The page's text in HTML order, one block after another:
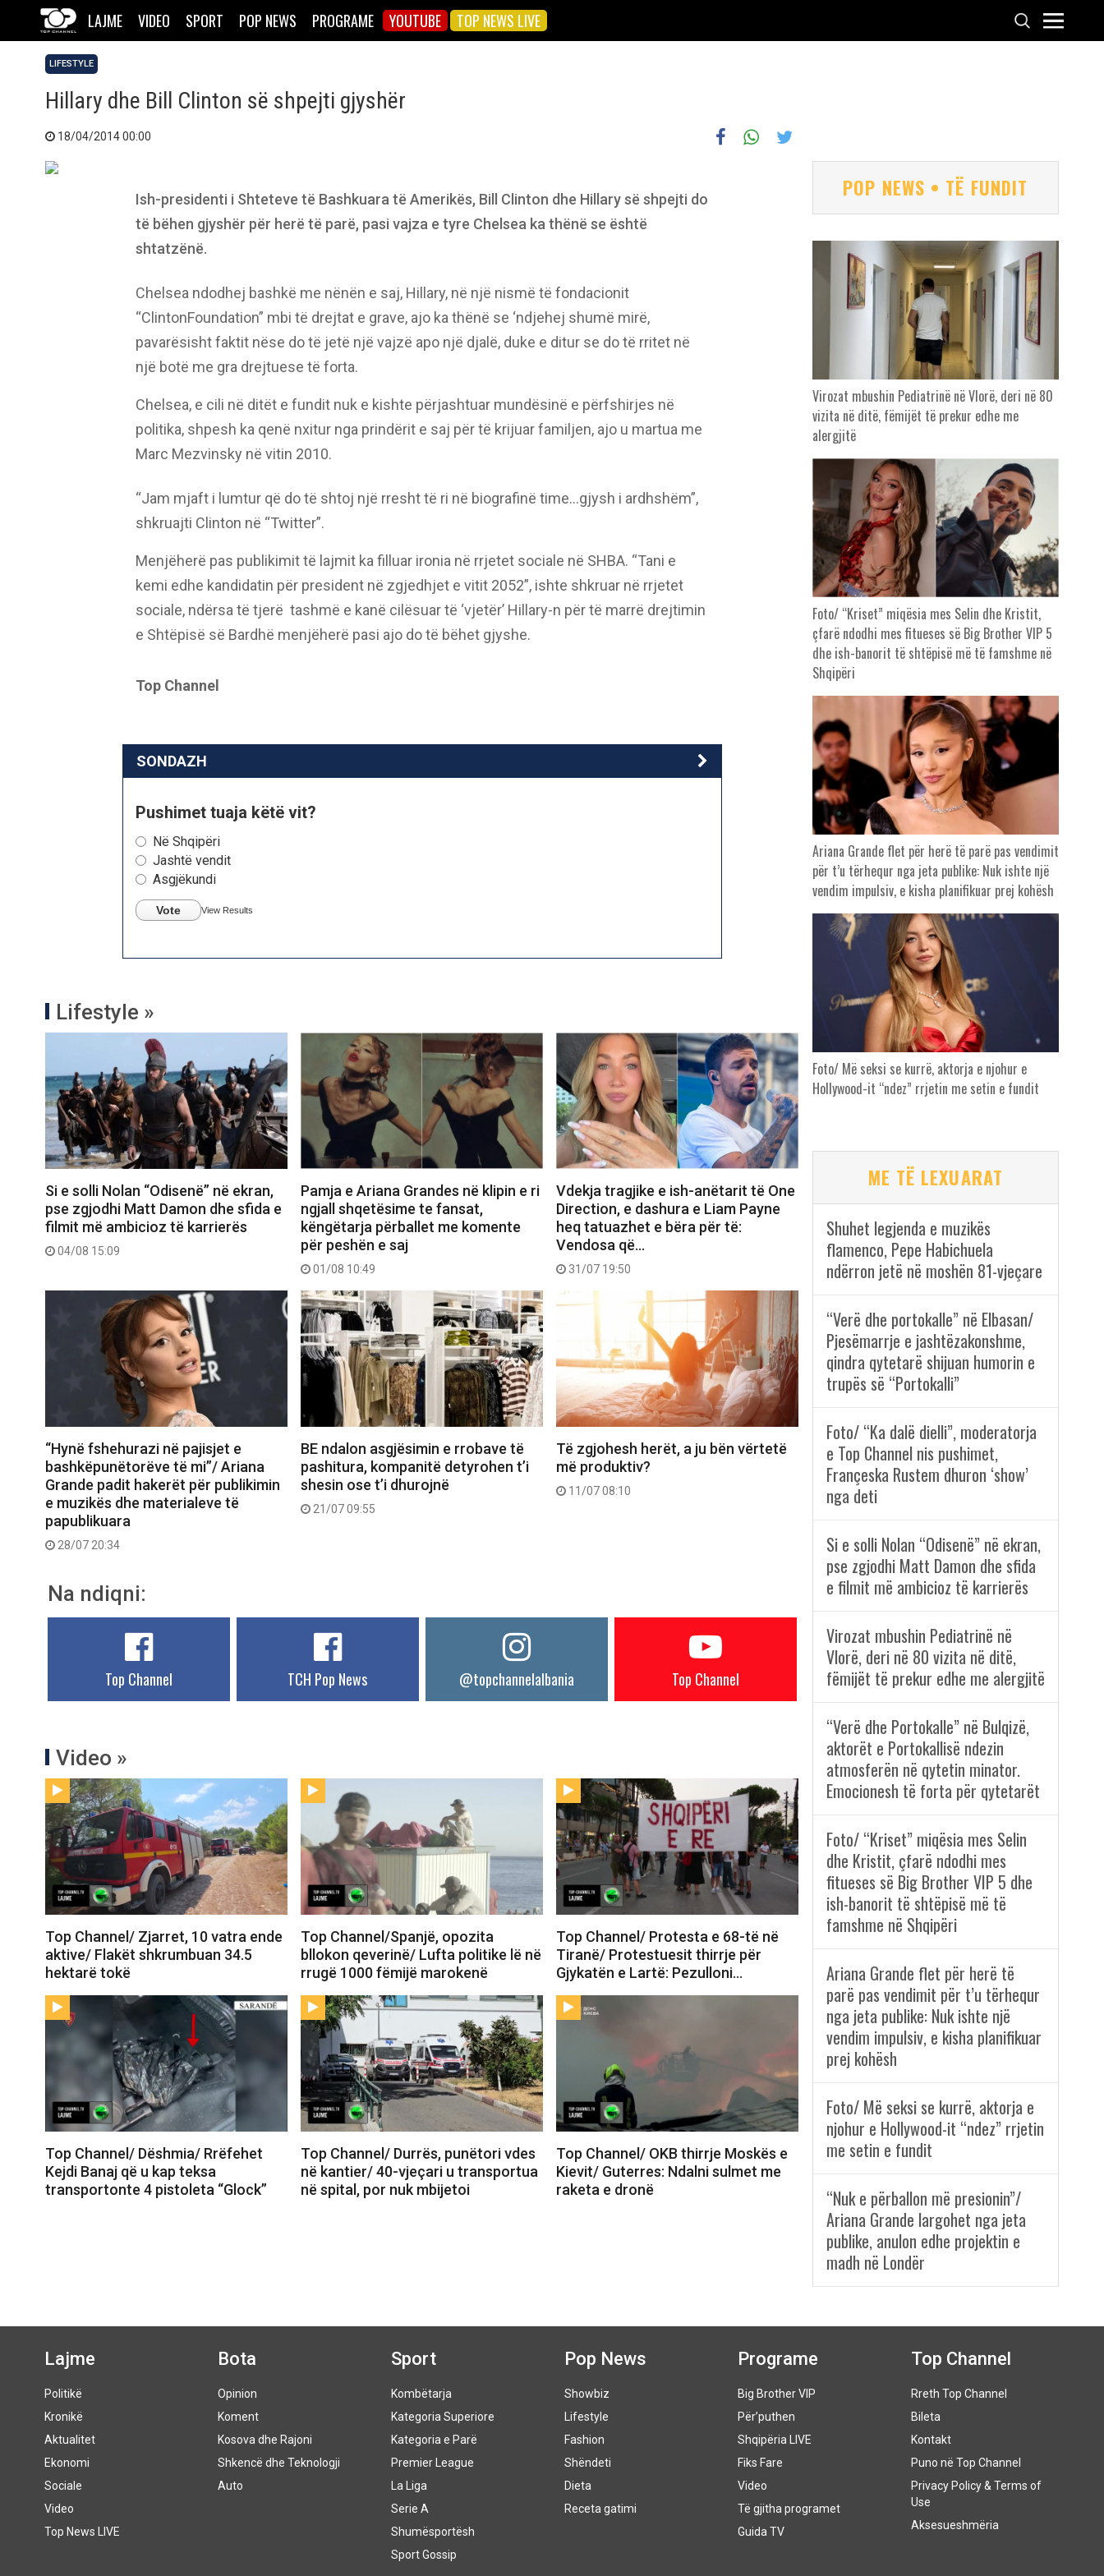
LAJME VIDEO SPORT POP NEWS PROGRAME YOUTUBE TOP NEWS LIVE
LIFESTYLE
Hillary dhe Bill Clinton së shpejti gjyshër
18/04/2014 00:00
Ish-presidenti i Shteteve të Bashkuara të Amerikës, Bill Clinton dhe Hillary së shpejti do
të bëhen gjyshër për herë të parë, pasi vajza e tyre Chelsea ka thënë se është
shtatzënë.
Chelsea ndodhej bashkë me nënën e saj, Hillary, në një nismë të fondacionit
“ClintonFoundation” mbi të drejtat e grave, ajo ka thënë se ‘ndjehej shumë mirë,
pavarësisht faktit nëse do të jetë një vajzë apo një djalë, duke e ditur se do të rritet në
një botë me gra drejtuese të forta.
Chelsea, e cili në ditët e fundit nuk e kishte përjashtuar mundësinë e përfshirjes në
politika, shpesh ka qenë nxitur nga prindërit e saj për të krijuar familjen, ajo u martua me
Marc Mezvinsky në vitin 2010.
“Jam mjaft i lumtur që do të shtoj një rresht të ri në biografinë time…gjysh i ardhshëm”,
shkruajti Clinton në “Twitter”.
Menjëherë pas publikimit të lajmit ka filluar ironia në rrjetet sociale në SHBA. “Tani e
kemi edhe kandidatin për president në zgjedhjet e vitit 2052”, ishte shkruar në rrjetet
sociale, ndërsa të tjerë tashmë e kanë cilësuar të ‘vjetër’ Hillary-n për të marrë drejtimin
e Shtëpisë së Bardhë menjëherë pasi ajo do të bëhet gjyshe.
Top Channel
SONDAZH
Pushimet tuaja këtë vit?
Në Shqipëri
Jashtë vendit
Asgjëkundi
Vote View Results
Lifestyle »
Si e solli Nolan “Odisenë” në ekran,
pse zgjodhi Matt Damon dhe sfida e
filmit më ambicioz të karrierës
04/08 15:09
Pamja e Ariana Grandes në klipin e ri
ngjall shqetësime te fansat,
këngëtarja përballet me komente
për peshën e saj
01/08 10:49
Vdekja tragjike e ish-anëtarit të One
Direction, e dashura e Liam Payne
heq tatuazhet e bëra për të:
Vendosa që…
31/07 19:50
“Hynë fshehurazi në pajisjet e
bashkëpunëtorëve të mi”/ Ariana
Grande padit hakerët për publikimin
e muzikës dhe materialeve të
papublikuara
28/07 20:34
BE ndalon asgjësimin e rrobave të
pashitura, kompanitë detyrohen t’i
shesin ose t’i dhurojnë
21/07 09:55
Të zgjohesh herët, a ju bën vërtetë
më produktiv?
11/07 08:10
Na ndiqni:
Top Channel TCH Pop News @topchannelalbania Top Channel
Video »
Top Channel/ Zjarret, 10 vatra ende
aktive/ Flakët shkrumbuan 34.5
hektarë tokë
Top Channel/Spanjë, opozita
bllokon qeverinë/ Lufta politike lë në
rrugë 1000 fëmijë marokenë
Top Channel/ Protesta e 68-të në
Tiranë/ Protestuesit thirrje për
Gjykatën e Lartë: Pezulloni…
Top Channel/ Dëshmia/ Rrëfehet
Kejdi Banaj që u kap teksa
transportonte 4 pistoleta “Glock”
Top Channel/ Durrës, punëtori vdes
në kantier/ 40-vjeçari u transportua
në spital, por nuk mbijetoi
Top Channel/ OKB thirrje Moskës e
Kievit/ Guterres: Ndalni sulmet me
raketa e dronë
POP NEWS • TË FUNDIT
Virozat mbushin Pediatrinë në Vlorë, deri në 80
vizita në ditë, fëmijët të prekur edhe me
alergjitë
Foto/ “Kriset” miqësia mes Selin dhe Kristit,
çfarë ndodhi mes fitueses së Big Brother VIP 5
dhe ish-banorit të shtëpisë më të famshme në
Shqipëri
Ariana Grande flet për herë të parë pas vendimit
për t’u tërhequr nga jeta publike: Nuk ishte një
vendim impulsiv, e kisha planifikuar prej kohësh
Foto/ Më seksi se kurrë, aktorja e njohur e
Hollywood-it “ndez” rrjetin me setin e fundit
ME TË LEXUARAT
Shuhet legjenda e muzikës
flamenco, Pepe Habichuela
ndërron jetë në moshën 81-vjeçare
“Verë dhe portokalle” në Elbasan/
Pjesëmarrje e jashtëzakonshme,
qindra qytetarë shijuan humorin e
trupës së “Portokalli”
Foto/ “Ka dalë dielli”, moderatorja
e Top Channel nis pushimet,
Françeska Rustem dhuron ‘show’
nga deti
Si e solli Nolan “Odisenë” në ekran,
pse zgjodhi Matt Damon dhe sfida
e filmit më ambicioz të karrierës
Virozat mbushin Pediatrinë në
Vlorë, deri në 80 vizita në ditë,
fëmijët të prekur edhe me alergjitë
“Verë dhe Portokalle” në Bulqizë,
aktorët e Portokallisë ndezin
atmosferën në qytetin minator.
Emocionesh të forta për qytetarët
Foto/ “Kriset” miqësia mes Selin
dhe Kristit, çfarë ndodhi mes
fitueses së Big Brother VIP 5 dhe
ish-banorit të shtëpisë më të
famshme në Shqipëri
Ariana Grande flet për herë të
parë pas vendimit për t’u tërhequr
nga jeta publike: Nuk ishte një
vendim impulsiv, e kisha planifikuar
prej kohësh
Foto/ Më seksi se kurrë, aktorja e
njohur e Hollywood-it “ndez” rrjetin
me setin e fundit
“Nuk e përballon më presionin”/
Ariana Grande largohet nga jeta
publike, anulon edhe projektin e
madh në Londër
Lajme
Politikë
Kronikë
Aktualitet
Ekonomi
Sociale
Video
Top News LIVE
Bota
Opinion
Koment
Kosova dhe Rajoni
Shkencë dhe Teknologji
Auto
Sport
Kombëtarja
Kategoria Superiore
Kategoria e Parë
Premier League
La Liga
Serie A
Shumësportësh
Sport Gossip
Pop News
Showbiz
Lifestyle
Fashion
Shëndeti
Dieta
Receta gatimi
Programe
Big Brother VIP
Për’puthen
Shqipëria LIVE
Fiks Fare
Video
Të gjitha programet
Guida TV
Top Channel
Rreth Top Channel
Bileta
Kontakt
Puno në Top Channel
Privacy Policy & Terms of
Use
Aksesueshmëria